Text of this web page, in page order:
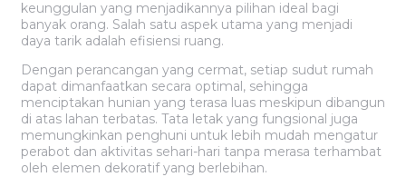
keunggulan yang menjadikannya pilihan ideal bagi
banyak orang. Salah satu aspek utama yang menjadi
daya tarik adalah efisiensi ruang.
Dengan perancangan yang cermat, setiap sudut rumah
dapat dimanfaatkan secara optimal, sehingga
menciptakan hunian yang terasa luas meskipun dibangun
di atas lahan terbatas. Tata letak yang fungsional juga
memungkinkan penghuni untuk lebih mudah mengatur
perabot dan aktivitas sehari-hari tanpa merasa terhambat
oleh elemen dekoratif yang berlebihan.